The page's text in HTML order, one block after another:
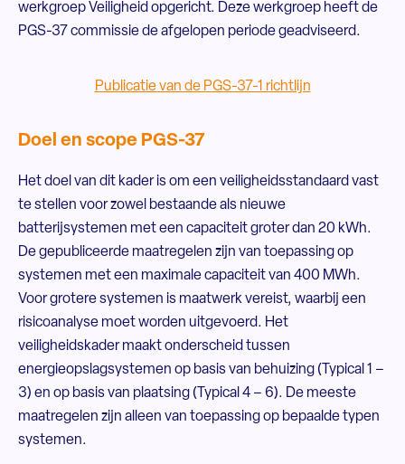
werkgroep Veiligheid opgericht. Deze werkgroep heeft de
PGS-37 commissie de afgelopen periode geadviseerd.
Publicatie van de PGS-37-1 richtlijn
Doel en scope PGS-37
Het doel van dit kader is om een veiligheidsstandaard vast
te stellen voor zowel bestaande als nieuwe
batterijsystemen met een capaciteit groter dan 20 kWh.
De gepubliceerde maatregelen zijn van toepassing op
systemen met een maximale capaciteit van 400 MWh.
Voor grotere systemen is maatwerk vereist, waarbij een
risicoanalyse moet worden uitgevoerd. Het
veiligheidskader maakt onderscheid tussen
energieopslagsystemen op basis van behuizing (Typical 1 –
3) en op basis van plaatsing (Typical 4 – 6). De meeste
maatregelen zijn alleen van toepassing op bepaalde typen
systemen.